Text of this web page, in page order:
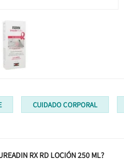
CUIDADO CORPORAL
RX RD LOCIÓN 250 ML?